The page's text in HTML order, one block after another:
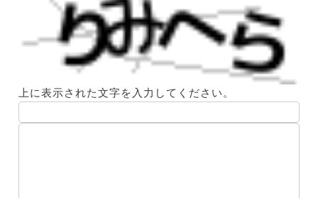
上に表示された文字を入力してください。